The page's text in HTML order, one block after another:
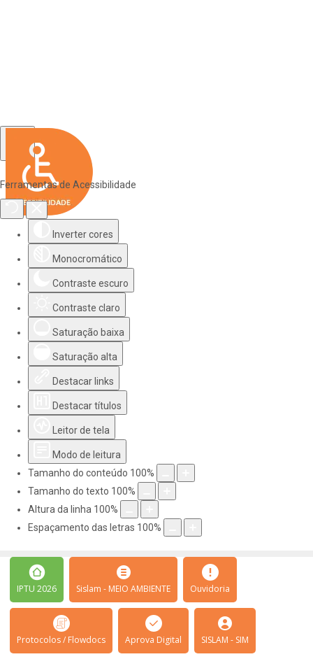
Ferramentas de Acessibilidade
Inverter cores
Monocromático
Contraste escuro
Contraste claro
Saturação baixa
Saturação alta
Destacar links
Destacar títulos
Leitor de tela
Modo de leitura
Tamanho do conteúdo 100%
Tamanho do texto 100%
Altura da linha 100%
Espaçamento das letras 100%
IPTU 2026 Sislam - MEIO AMBIENTE Ouvidoria
Protocolos / Flowdocs Aprova Digital SISLAM - SIM